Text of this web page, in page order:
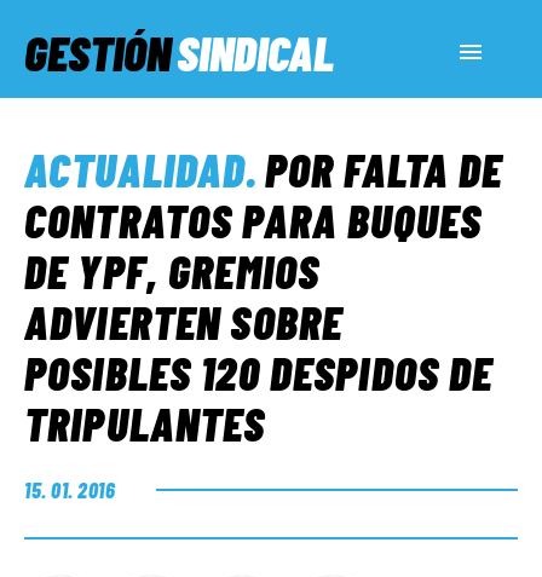
GESTIÓNSINDICAL
SERVICIOS SOCIALES
INFORMES ESPECIALES
FUERA DE MEGÁFONO
ACTUALIDAD.POR FALTA DE
CONTRATOS PARA BUQUES
DE YPF, GREMIOS
ADVIERTEN SOBRE
POSIBLES 120 DESPIDOS DE
TRIPULANTES
15. 01. 2016